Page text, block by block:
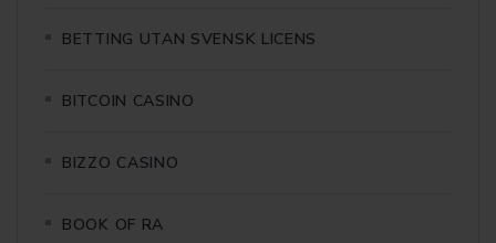
BETTING UTAN SVENSK LICENS
BITCOIN CASINO
BIZZO CASINO
BOOK OF RA